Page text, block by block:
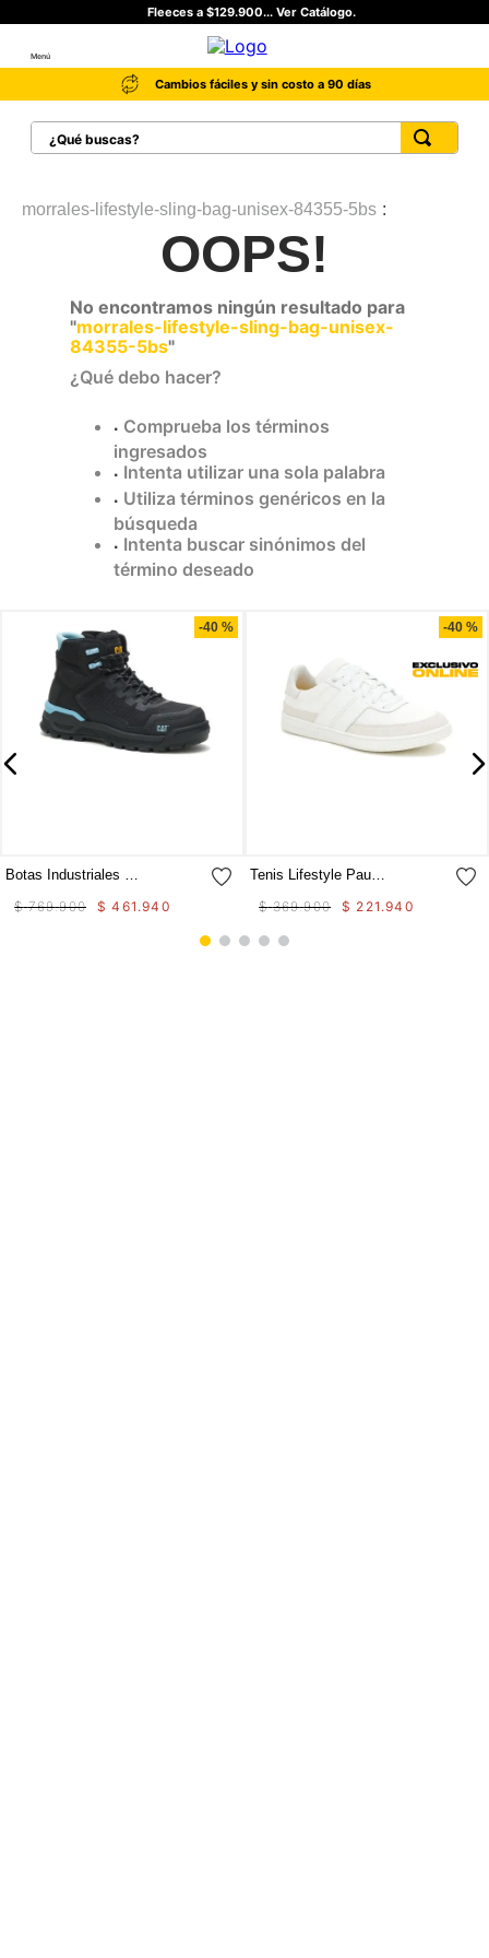
Fleeces a $129.900... Ver Catálogo.
Menú
Cambios fáciles y sin costo a 90 días
¿Qué buscas?
morrales-lifestyle-sling-bag-unisex-84355-5bs
OOPS!
No encontramos ningún resultado para
"morrales-lifestyle-sling-bag-unisex-
84355-5bs"
¿Qué debo hacer?
Comprueba los términos
ingresados
Intenta utilizar una sola palabra
Utiliza términos genéricos en la
búsqueda
Intenta buscar sinónimos del
término deseado
-40 %
Botas Industriales Propulsion Ct Aus Para Mujer
$ 769.900 $ 461 .940
-40 %
Tenis Lifestyle Pause Retro Canvas W Para Mujer
$ 369.900 $ 221 .940
1. botas hombre
botas cat mujer
tenis hombre
botas seguridad
botas industriales
botas
morrales
camisetas hombre
tenis mujer